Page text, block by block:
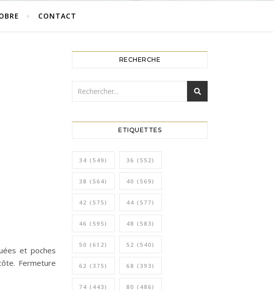
CONTACT
et poches
Fermeture
RECHERCHE
ETIQUETTES
34 (549) 36 (552)
38 (564) 40 (569)
42 (575) 44 (577)
46 (595) 48 (583)
50 (612) 52 (540)
62 (375) 68 (393)
74 (443) 80 (486)